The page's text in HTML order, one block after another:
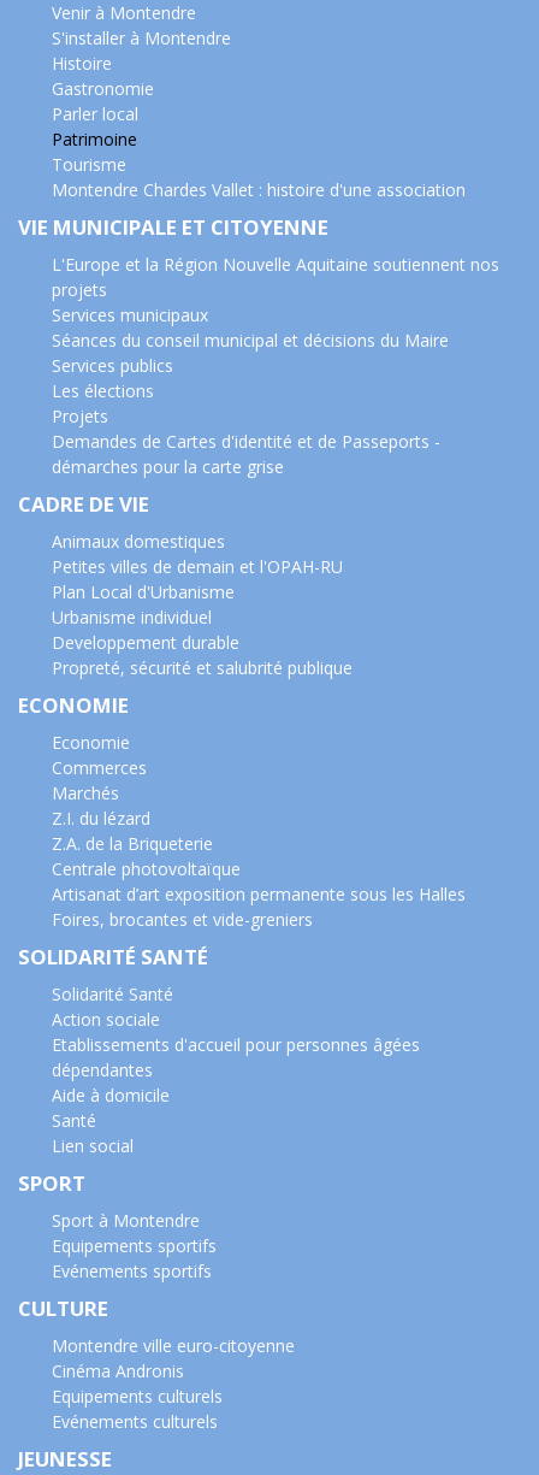
Venir à Montendre
S'installer à Montendre
Histoire
Gastronomie
Parler local
Patrimoine
Tourisme
Montendre Chardes Vallet : histoire d'une association
VIE MUNICIPALE ET CITOYENNE
L'Europe et la Région Nouvelle Aquitaine soutiennent nos
projets
Services municipaux
Séances du conseil municipal et décisions du Maire
Services publics
Les élections
Projets
Demandes de Cartes d'identité et de Passeports -
démarches pour la carte grise
CADRE DE VIE
Animaux domestiques
Petites villes de demain et l'OPAH-RU
Plan Local d'Urbanisme
Urbanisme individuel
Developpement durable
Propreté, sécurité et salubrité publique
ECONOMIE
Economie
Commerces
Marchés
Z.I. du lézard
Z.A. de la Briqueterie
Centrale photovoltaïque
Artisanat d’art exposition permanente sous les Halles
Foires, brocantes et vide-greniers
SOLIDARITÉ SANTÉ
Solidarité Santé
Action sociale
Etablissements d'accueil pour personnes âgées
dépendantes
Aide à domicile
Santé
Lien social
SPORT
Sport à Montendre
Equipements sportifs
Evénements sportifs
CULTURE
Montendre ville euro-citoyenne
Cinéma Andronis
Equipements culturels
Evénements culturels
JEUNESSE